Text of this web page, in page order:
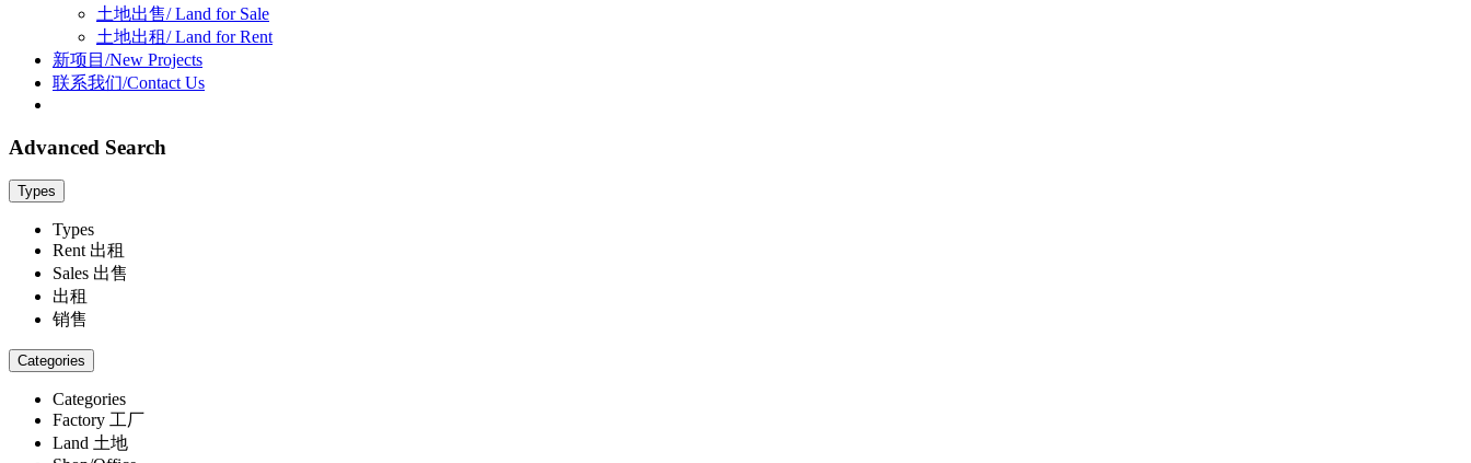
土地出售/ Land for Sale
土地出租/ Land for Rent
新项目/New Projects
联系我们/Contact Us
Advanced Search
Types
Types
Rent 出租
Sales 出售
出租
销售
Categories
Categories
Factory 工厂
Land 土地